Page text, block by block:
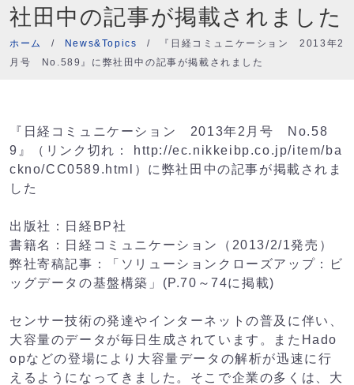
社田中の記事が掲載されました
ホーム / News&Topics /
『日経コミュニケーション 2013年2
月号 No.589』に弊社田中の記事が掲載されました
『日経コミュニケーション 2013年2月号 No.58
9』（リンク切れ： http://ec.nikkeibp.co.jp/item/ba
ckno/CC0589.html）に弊社田中の記事が掲載されま
した
出版社：日経BP社
書籍名：日経コミュニケーション（2013/2/1発売）
弊社寄稿記事：「ソリューションクローズアップ：ビ
ッグデータの基盤構築」(P.70～74に掲載)
センサー技術の発達やインターネットの普及に伴い、
大容量のデータが毎日生成されています。またHado
opなどの登場により大容量データの解析が迅速に行
えるようになってきました。そこで企業の多くは、大